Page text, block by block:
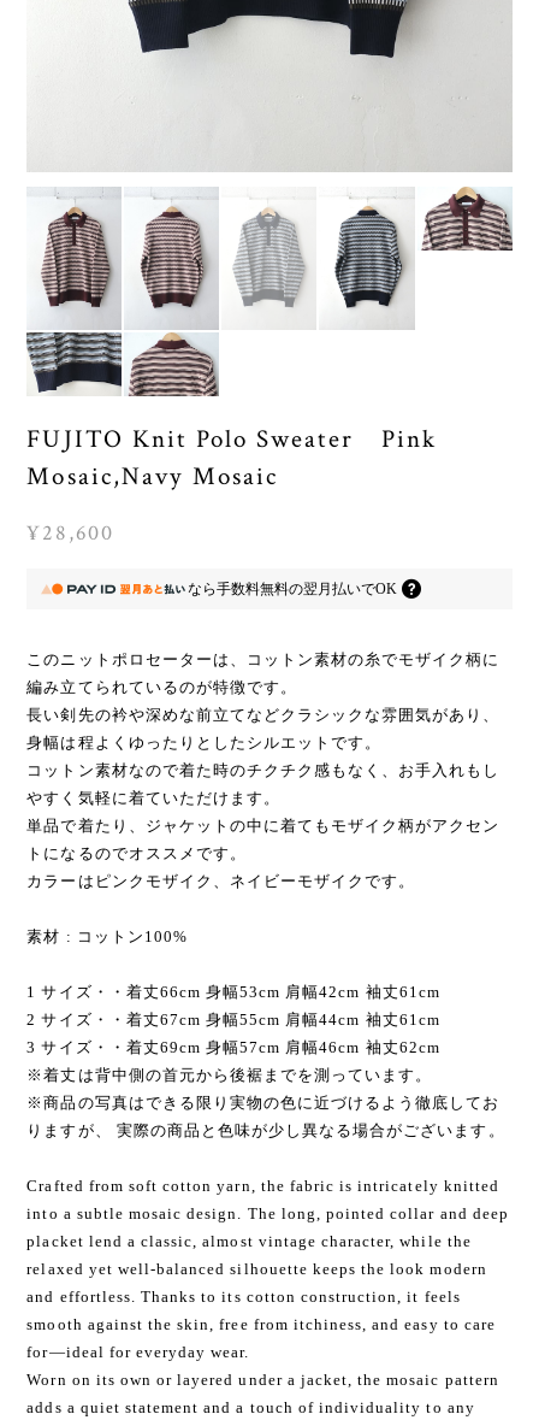
FUJITO Knit Polo Sweater Pink
Mosaic,Navy Mosaic
¥28,600
なら手数料無料の翌月払いでOK
このニットポロセーターは、コットン素材の糸でモザイク柄に
編み立てられているのが特徴です。
長い剣先の衿や深めな前立てなどクラシックな雰囲気があり、
身幅は程よくゆったりとしたシルエットです。
コットン素材なので着た時のチクチク感もなく、お手入れもし
やすく気軽に着ていただけます。
単品で着たり、ジャケットの中に着てもモザイク柄がアクセン
トになるのでオススメです。
カラーはピンクモザイク、ネイビーモザイクです。
素材 : コットン100%
1 サイズ・・着丈66cm 身幅53cm 肩幅42cm 袖丈61cm
2 サイズ・・着丈67cm 身幅55cm 肩幅44cm 袖丈61cm
3 サイズ・・着丈69cm 身幅57cm 肩幅46cm 袖丈62cm
※着丈は背中側の首元から後裾までを測っています。
※商品の写真はできる限り実物の色に近づけるよう徹底してお
りますが、 実際の商品と色味が少し異なる場合がございます。
Crafted from soft cotton yarn, the fabric is intricately knitted
into a subtle mosaic design. The long, pointed collar and deep
placket lend a classic, almost vintage character, while the
relaxed yet well-balanced silhouette keeps the look modern
and effortless. Thanks to its cotton construction, it feels
smooth against the skin, free from itchiness, and easy to care
for—ideal for everyday wear.
Worn on its own or layered under a jacket, the mosaic pattern
adds a quiet statement and a touch of individuality to any